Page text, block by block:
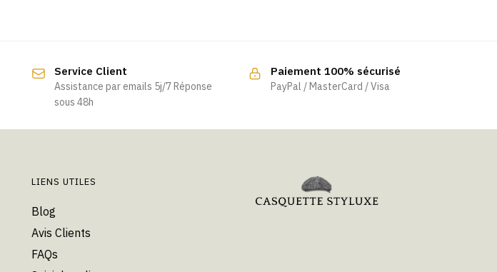
plusieurs
variations.
options
Service Client
Assistance par emails 5j/7 Réponse
sous 48h
Paiement 100% sécurisé
PayPal / MasterCard / Visa
LIENS UTILES
Blog
Avis Clients
FAQs